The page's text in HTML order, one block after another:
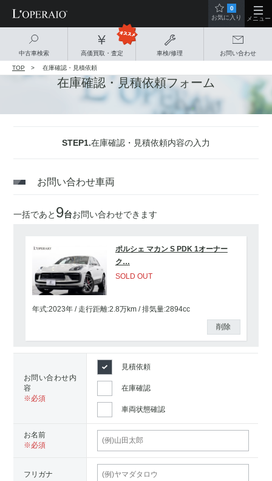
中古車検索 高価買取・査定 車検/修理 お問い合わせ
0
お気に入り
メニュー
TOP 在庫確認・見積依頼
在庫確認・見積依頼フォーム
STEP1.在庫確認・見積依頼内容の入力
お問い合わせ車両
一括であと 9台お問い合わせできます
ポルシェ マカン S PDK 1オーナー
ク…
SOLD OUT
年式:2023年 走行距離:2.8万km 排気量:2894cc
削除
お問い合わせ内
容
見積依頼
在庫確認
車両状態確認
お名前
フリガナ